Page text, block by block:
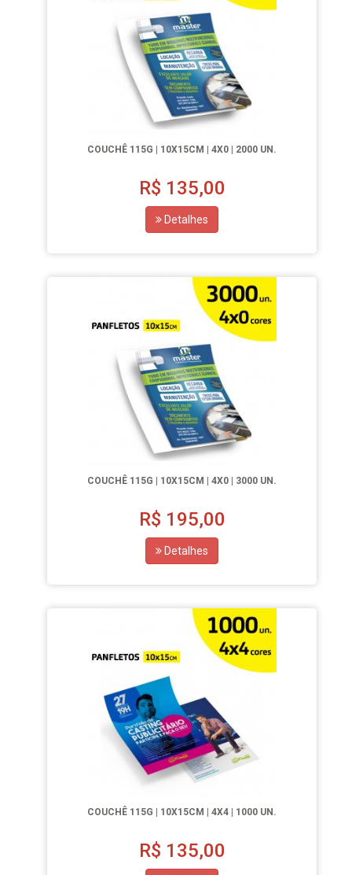
COUCHÊ 115G | 10X15CM | 4X0 | 2000 UN.
R$ 135,00
Detalhes
COUCHÊ 115G | 10X15CM | 4X0 | 3000 UN.
R$ 195,00
Detalhes
COUCHÊ 115G | 10X15CM | 4X4 | 1000 UN.
R$ 135,00